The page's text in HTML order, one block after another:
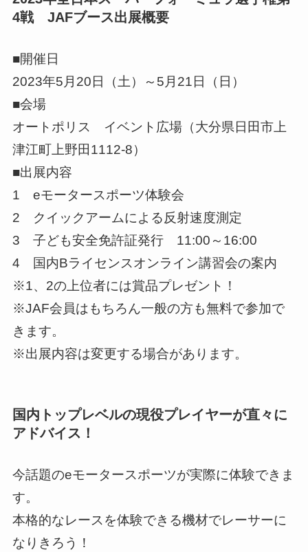
4戦 JAFブース出展概要
■開催日
2023年5月20日（土）～5月21日（日）
■会場
オートポリス イベント広場（大分県日田市上
津江町上野田1112-8）
■出展内容
1 eモータースポーツ体験会
2 クイックアームによる反射速度測定
3 子ども安全免許証発行 11:00～16:00
4 国内Bライセンスオンライン講習会の案内
※1、2の上位者には賞品プレゼント！
※JAF会員はもちろん一般の方も無料で参加で
きます。
※出展内容は変更する場合があります。
国内トップレベルの現役プレイヤーが直々に
アドバイス！
今話題のeモータースポーツが実際に体験できま
す。
本格的なレースを体験できる機材でレーサーに
なりきろう！